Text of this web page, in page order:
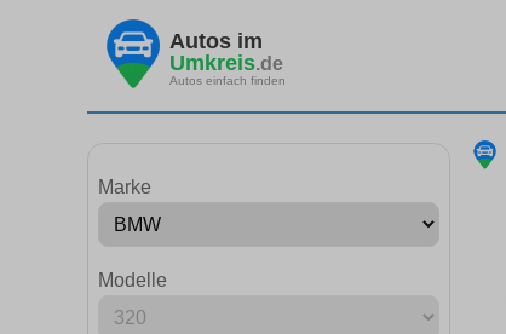
Autos im
Umkreis.de
Autos einfach finden
Marke
Modelle